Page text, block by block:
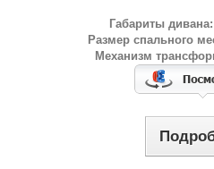
Габариты дивана:
Размер спального
Механизм